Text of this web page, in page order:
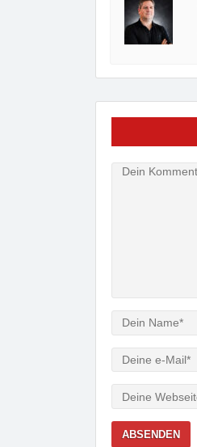
Verfasser
Mail
Webseite